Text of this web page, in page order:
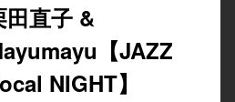
田直子 &
【JAZZ
NIGHT】